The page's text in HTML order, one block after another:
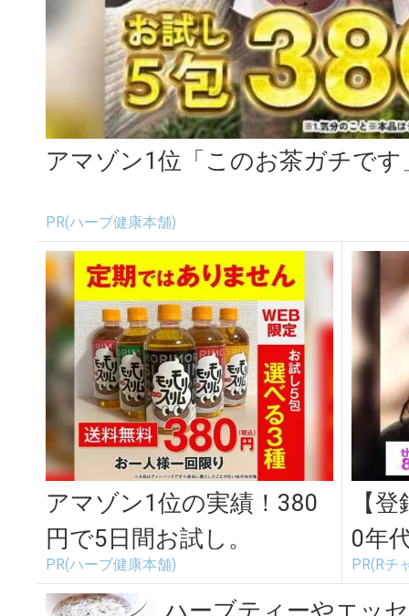
アマゾン1位「このお茶ガチです
PR(ハーブ健康本舗)
アマゾン1位の実績！380
円で5日間お試し。
PR(ハーブ健康本舗)
【
0年
で見
PR(Rチ